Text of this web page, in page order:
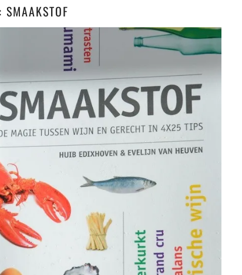
SMAAKSTOF